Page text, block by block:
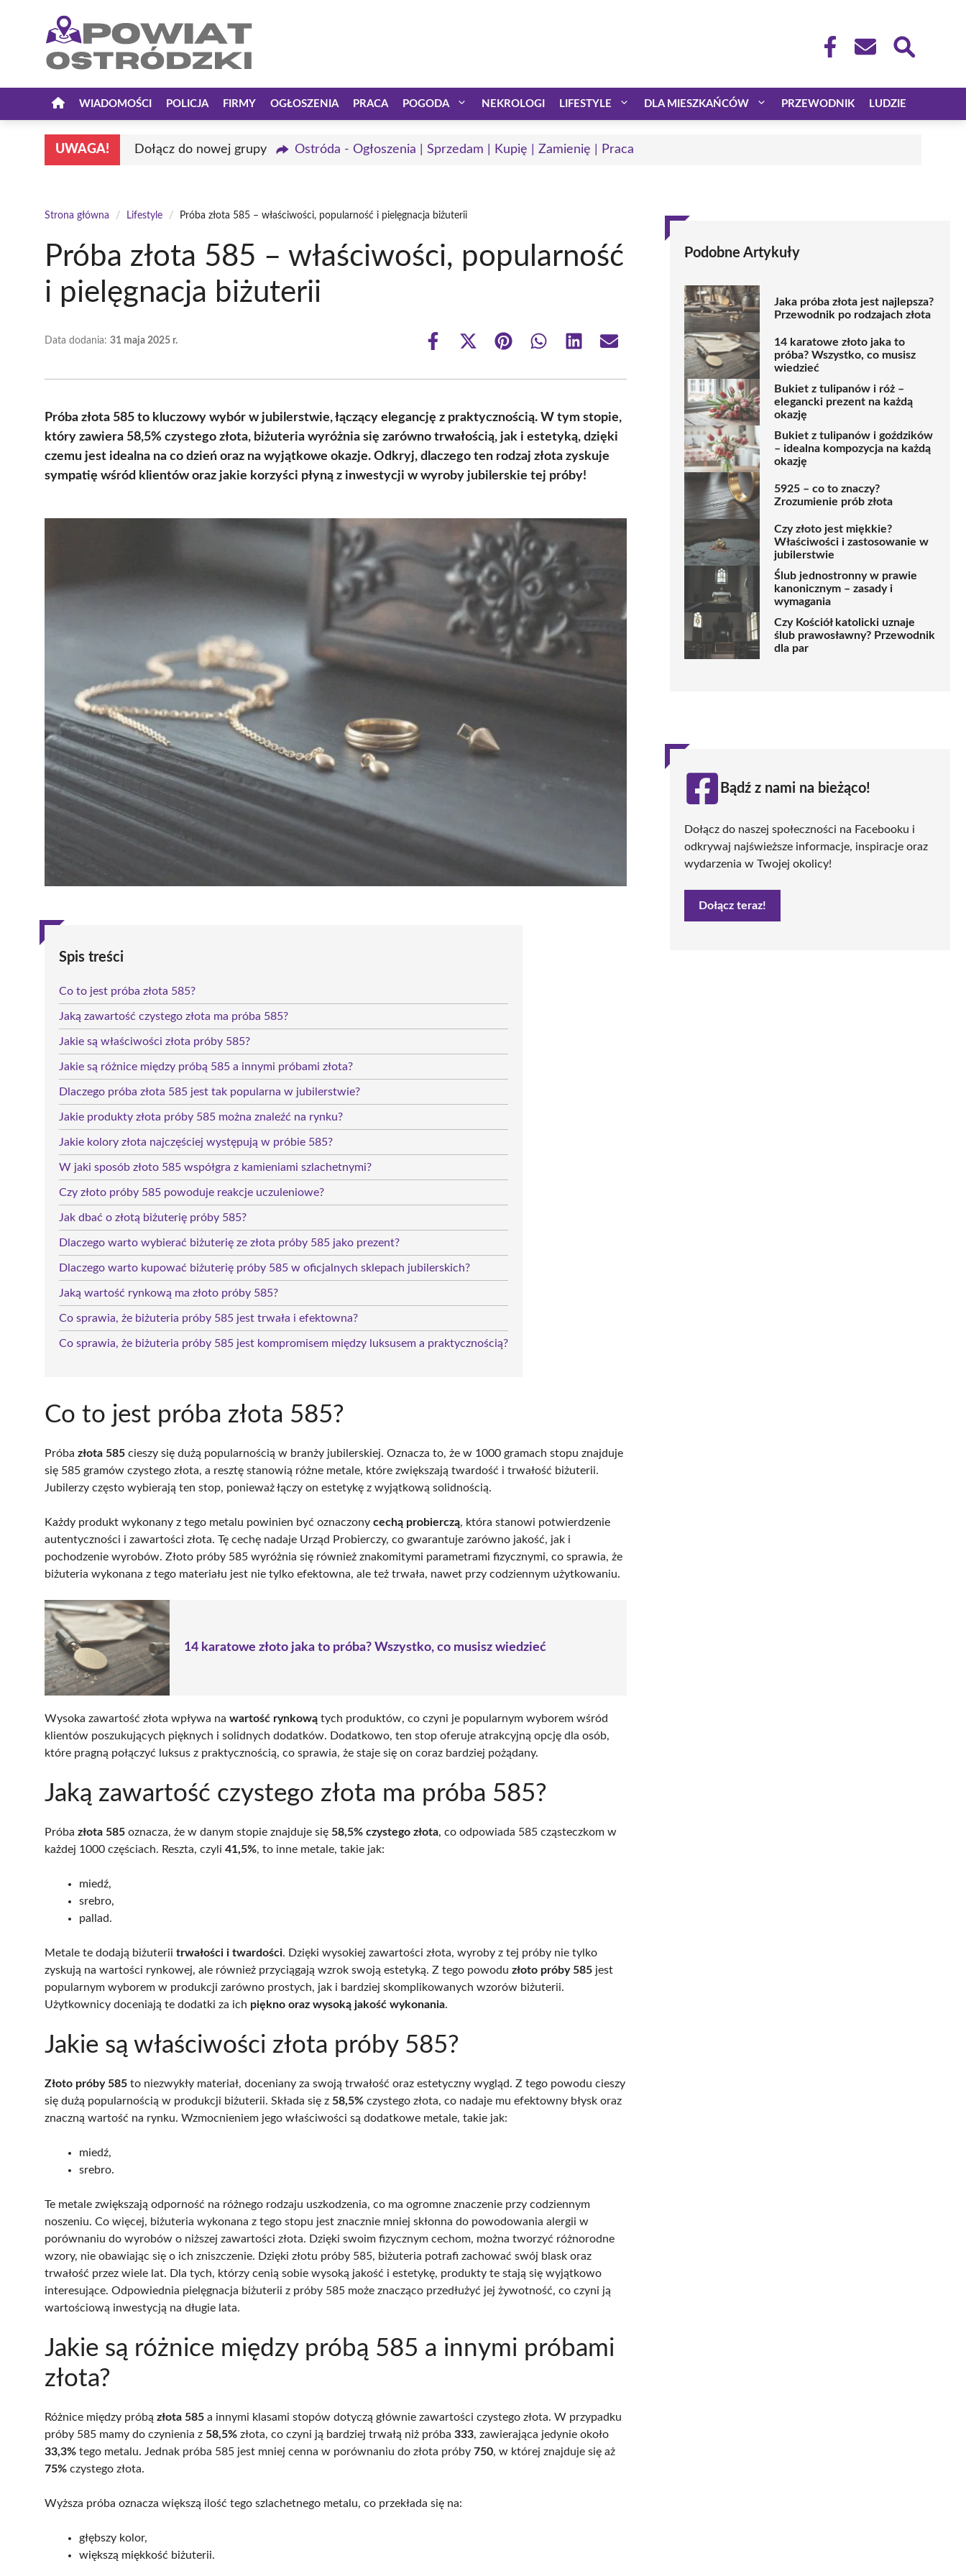
WIADOMOŚCI POLICJA FIRMY OGŁOSZENIA PRACA POGODA NEKROLOGI LIFESTYLE DLA MIESZKAŃCÓW PRZEWODNIK LUDZIE
UWAGA! Dołącz do nowej grupy Ostróda - Ogłoszenia | Sprzedam | Kupię | Zamienię | Praca
Strona główna / Lifestyle / Próba złota 585 – właściwości, popularność i pielęgnacja biżuterii
Próba złota 585 – właściwości, popularność
i pielęgnacja biżuterii
Data dodania: 31 maja 2025 r.
Share
Share
(Twitter)
Share Share Share Share
Próba złota 585 to kluczowy wybór w jubilerstwie, łączący elegancję z praktycznością. W tym stopie,
który zawiera 58,5% czystego złota, biżuteria wyróżnia się zarówno trwałością, jak i estetyką, dzięki
czemu jest idealna na co dzień oraz na wyjątkowe okazje. Odkryj, dlaczego ten rodzaj złota zyskuje
sympatię wśród klientów oraz jakie korzyści płyną z inwestycji w wyroby jubilerskie tej próby!
Spis treści
Co to jest próba złota 585?
Jaką zawartość czystego złota ma próba 585?
Jakie są właściwości złota próby 585?
Jakie są różnice między próbą 585 a innymi próbami złota?
Dlaczego próba złota 585 jest tak popularna w jubilerstwie?
Jakie produkty złota próby 585 można znaleźć na rynku?
Jakie kolory złota najczęściej występują w próbie 585?
W jaki sposób złoto 585 współgra z kamieniami szlachetnymi?
Czy złoto próby 585 powoduje reakcje uczuleniowe?
Jak dbać o złotą biżuterię próby 585?
Dlaczego warto wybierać biżuterię ze złota próby 585 jako prezent?
Dlaczego warto kupować biżuterię próby 585 w oficjalnych sklepach jubilerskich?
Jaką wartość rynkową ma złoto próby 585?
Co sprawia, że biżuteria próby 585 jest trwała i efektowna?
Co sprawia, że biżuteria próby 585 jest kompromisem między luksusem a praktycznością?
Co to jest próba złota 585?
Próba złota 585 cieszy się dużą popularnością w branży jubilerskiej. Oznacza to, że w 1000 gramach stopu znajduje
się 585 gramów czystego złota, a resztę stanowią różne metale, które zwiększają twardość i trwałość biżuterii.
Jubilerzy często wybierają ten stop, ponieważ łączy on estetykę z wyjątkową solidnością.
Każdy produkt wykonany z tego metalu powinien być oznaczony cechą probierczą, która stanowi potwierdzenie
autentyczności i zawartości złota. Tę cechę nadaje Urząd Probierczy, co gwarantuje zarówno jakość, jak i
pochodzenie wyrobów. Złoto próby 585 wyróżnia się również znakomitymi parametrami fizycznymi, co sprawia, że
biżuteria wykonana z tego materiału jest nie tylko efektowna, ale też trwała, nawet przy codziennym użytkowaniu.
14 karatowe złoto jaka to próba? Wszystko, co musisz wiedzieć
Wysoka zawartość złota wpływa na wartość rynkową tych produktów, co czyni je popularnym wyborem wśród
klientów poszukujących pięknych i solidnych dodatków. Dodatkowo, ten stop oferuje atrakcyjną opcję dla osób,
które pragną połączyć luksus z praktycznością, co sprawia, że staje się on coraz bardziej pożądany.
Jaką zawartość czystego złota ma próba 585?
Próba złota 585 oznacza, że w danym stopie znajduje się 58,5% czystego złota, co odpowiada 585 cząsteczkom w
każdej 1000 częściach. Reszta, czyli 41,5%, to inne metale, takie jak:
miedź,
srebro,
pallad.
Metale te dodają biżuterii trwałości i twardości. Dzięki wysokiej zawartości złota, wyroby z tej próby nie tylko
zyskują na wartości rynkowej, ale również przyciągają wzrok swoją estetyką. Z tego powodu złoto próby 585 jest
popularnym wyborem w produkcji zarówno prostych, jak i bardziej skomplikowanych wzorów biżuterii.
Użytkownicy doceniają te dodatki za ich piękno oraz wysoką jakość wykonania.
Jakie są właściwości złota próby 585?
Złoto próby 585 to niezwykły materiał, doceniany za swoją trwałość oraz estetyczny wygląd. Z tego powodu cieszy
się dużą popularnością w produkcji biżuterii. Składa się z 58,5% czystego złota, co nadaje mu efektowny błysk oraz
znaczną wartość na rynku. Wzmocnieniem jego właściwości są dodatkowe metale, takie jak:
miedź,
srebro.
Te metale zwiększają odporność na różnego rodzaju uszkodzenia, co ma ogromne znaczenie przy codziennym
noszeniu. Co więcej, biżuteria wykonana z tego stopu jest znacznie mniej skłonna do powodowania alergii w
porównaniu do wyrobów o niższej zawartości złota. Dzięki swoim fizycznym cechom, można tworzyć różnorodne
wzory, nie obawiając się o ich zniszczenie. Dzięki złotu próby 585, biżuteria potrafi zachować swój blask oraz
trwałość przez wiele lat. Dla tych, którzy cenią sobie wysoką jakość i estetykę, produkty te stają się wyjątkowo
interesujące. Odpowiednia pielęgnacja biżuterii z próby 585 może znacząco przedłużyć jej żywotność, co czyni ją
wartościową inwestycją na długie lata.
Jakie są różnice między próbą 585 a innymi próbami
złota?
Różnice między próbą złota 585 a innymi klasami stopów dotyczą głównie zawartości czystego złota. W przypadku
próby 585 mamy do czynienia z 58,5% złota, co czyni ją bardziej trwałą niż próba 333, zawierająca jedynie około
33,3% tego metalu. Jednak próba 585 jest mniej cenna w porównaniu do złota próby 750, w której znajduje się aż
75% czystego złota.
Wyższa próba oznacza większą ilość tego szlachetnego metalu, co przekłada się na:
głębszy kolor,
większą miękkość biżuterii.
Podobne Artykuły
Jaka próba złota jest najlepsza?
Przewodnik po rodzajach złota
14 karatowe złoto jaka to
próba? Wszystko, co musisz
wiedzieć
Bukiet z tulipanów i róż –
elegancki prezent na każdą
okazję
Bukiet z tulipanów i goździków
– idealna kompozycja na każdą
okazję
5925 – co to znaczy?
Zrozumienie prób złota
Czy złoto jest miękkie?
Właściwości i zastosowanie w
jubilerstwie
Ślub jednostronny w prawie
kanonicznym – zasady i
wymagania
Czy Kościół katolicki uznaje
ślub prawosławny? Przewodnik
dla par
Bądź z nami na bieżąco!
Dołącz do naszej społeczności na Facebooku i
odkrywaj najświeższe informacje, inspiracje oraz
wydarzenia w Twojej okolicy!
Dołącz teraz!